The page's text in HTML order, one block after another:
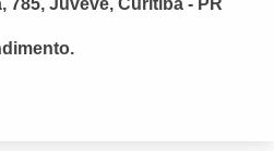
785, Juveve, Curitiba - PR